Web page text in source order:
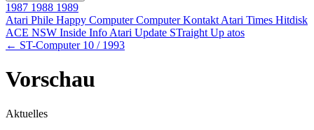
1987 1988 1989
Atari Phile Happy ComputerComputer Kontakt Atari Times Hitdisk
ACE NSW Inside Info Atari Update STraight Up atos
← ST-Computer 10 / 1993
Vorschau
Aktuelles